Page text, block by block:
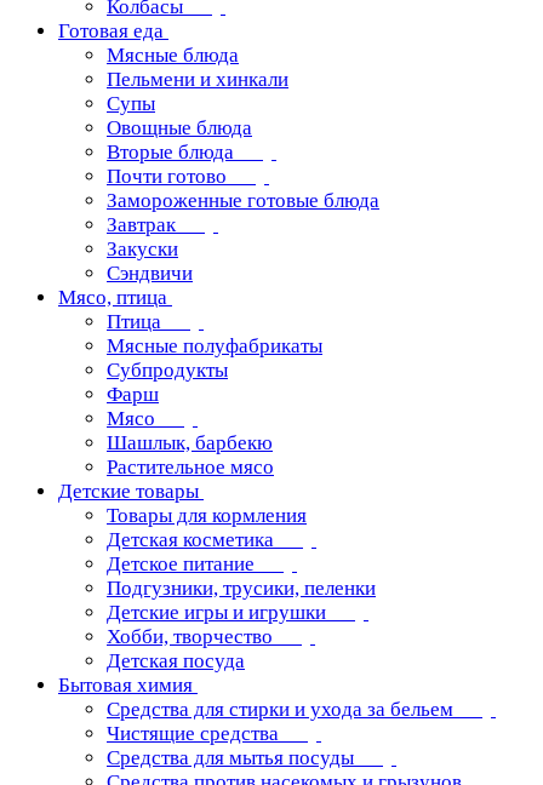
Колбасы
Готовая еда
Мясные блюда
Пельмени и хинкали
Супы
Овощные блюда
Вторые блюда
Почти готово
Замороженные готовые блюда
Завтрак
Закуски
Сэндвичи
Мясо, птица
Птица
Мясные полуфабрикаты
Субпродукты
Фарш
Мясо
Шашлык, барбекю
Растительное мясо
Детские товары
Товары для кормления
Детская косметика
Детское питание
Подгузники, трусики, пеленки
Детские игры и игрушки
Хобби, творчество
Детская посуда
Бытовая химия
Средства для стирки и ухода за бельем
Чистящие средства
Средства для мытья посуды